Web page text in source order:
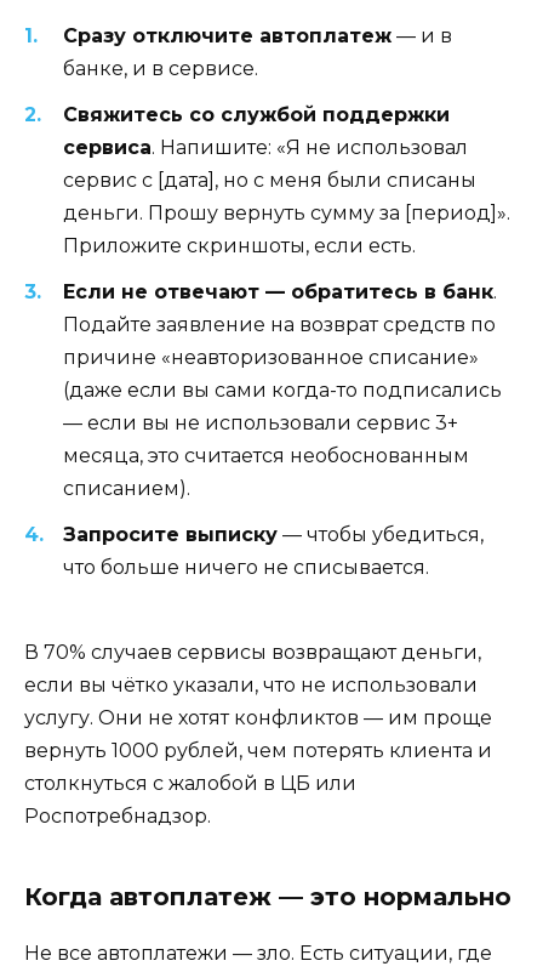
Сразу отключите автоплатеж — и в
банке, и в сервисе.
Свяжитесь со службой поддержки
сервиса. Напишите: «Я не использовал
сервис с [дата], но с меня были списаны
деньги. Прошу вернуть сумму за [период]».
Приложите скриншоты, если есть.
Если не отвечают — обратитесь в банк.
Подайте заявление на возврат средств по
причине «неавторизованное списание»
(даже если вы сами когда-то подписались
— если вы не использовали сервис 3+
месяца, это считается необоснованным
списанием).
Запросите выписку — чтобы убедиться,
что больше ничего не списывается.
В 70% случаев сервисы возвращают деньги,
если вы чётко указали, что не использовали
услугу. Они не хотят конфликтов — им проще
вернуть 1000 рублей, чем потерять клиента и
столкнуться с жалобой в ЦБ или
Роспотребнадзор.
Когда автоплатеж — это нормально
Не все автоплатежи — зло. Есть ситуации, где